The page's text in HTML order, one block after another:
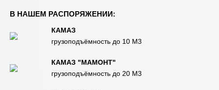
В НАШЕМ РАСПОРЯЖЕНИИ:
КАМАЗ
грузоподъёмность до 10 М3
КАМАЗ "МАМОНТ"
грузоподъёмность до 20 М3